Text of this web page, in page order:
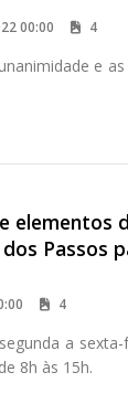
00:00 4
e
elementos
Passos
4
a
8h às 15h.